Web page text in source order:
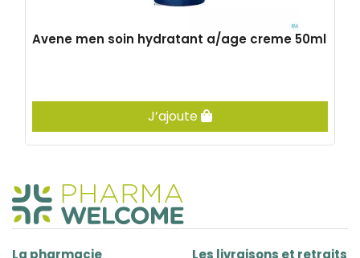
Avene men soin hydratant a/age creme 50ml
J’ajoute
La pharmacie Les livraisons et retraits